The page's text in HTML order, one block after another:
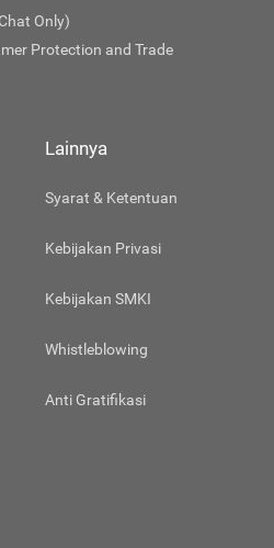
Only)
Protection and Trade
Lainnya
Syarat & Ketentuan
Kebijakan Privasi
Kebijakan SMKI
Whistleblowing
Anti Gratifikasi